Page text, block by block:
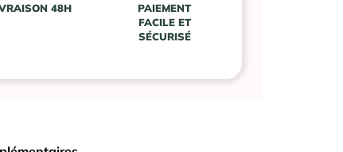
48H
PAIEMENT
FACILE ET
SÉCURISÉ